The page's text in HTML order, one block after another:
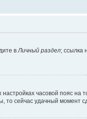
вЛичный раздел; ссылка
часовой пояс на
то сейчас удачный момент